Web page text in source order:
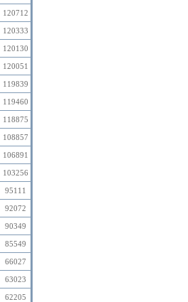
120712
120333
120130
120051
119839
119460
118875
108857
106891
103256
95111
92072
90349
85549
66027
63023
62205